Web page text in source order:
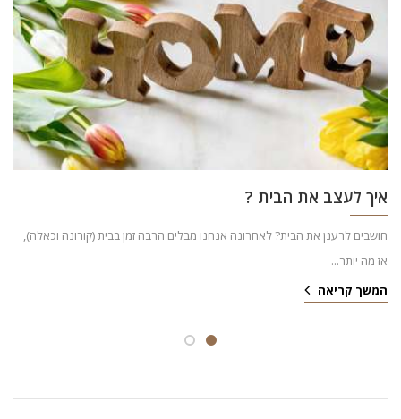
איך לעצב את הבית ?
חושבים לרענן את הבית? לאחרונה אנחנו מבלים הרבה זמן בבית (קורונה וכאלה),
אז מה יותר...
המשך קריאה